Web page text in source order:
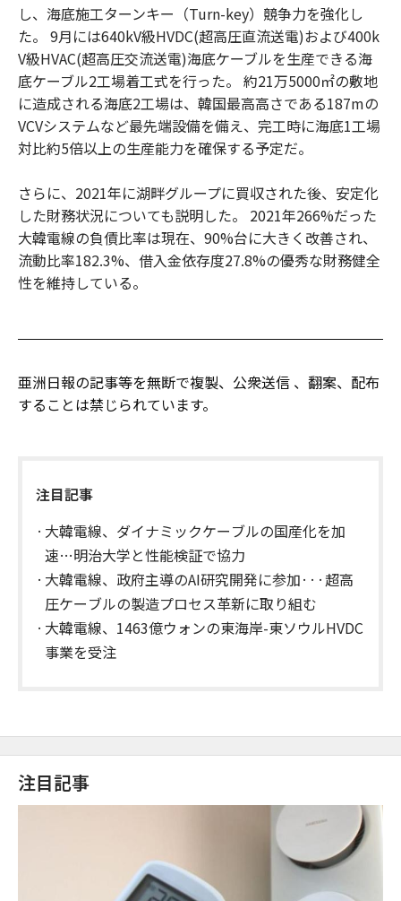
し、海底施工ターンキー（Turn-key）競争力を強化し
た。 9月には640kV級HVDC(超高圧直流送電)および400k
V級HVAC(超高圧交流送電)海底ケーブルを生産できる海
底ケーブル2工場着工式を行った。 約21万5000㎡の敷地
に造成される海底2工場は、韓国最高高さである187mの
VCVシステムなど最先端設備を備え、完工時に海底1工場
対比約5倍以上の生産能力を確保する予定だ。
さらに、2021年に湖畔グループに買収された後、安定化
した財務状況についても説明した。 2021年266%だった
大韓電線の負債比率は現在、90%台に大きく改善され、
流動比率182.3%、借入金依存度27.8%の優秀な財務健全
性を維持している。
亜洲日報の記事等を無断で複製、公衆送信 、翻案、配布
することは禁じられています。
注目記事
大韓電線、ダイナミックケーブルの国産化を加
速…明治大学と性能検証で協力
大韓電線、政府主導のAI研究開発に参加···超高
圧ケーブルの製造プロセス革新に取り組む
大韓電線、1463億ウォンの東海岸-東ソウルHVDC
事業を受注
注目記事